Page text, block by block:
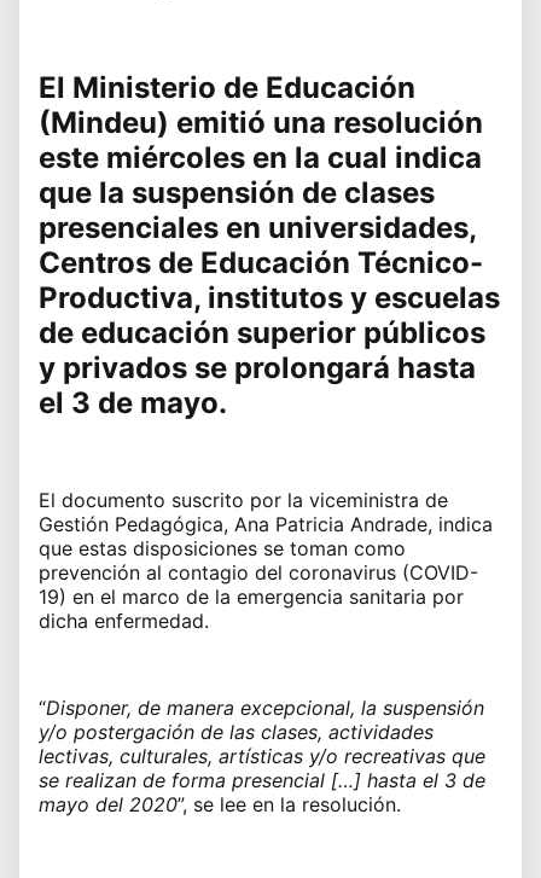
El Ministerio de Educación
(Mindeu) emitió una resolución
este miércoles en la cual indica
que la suspensión de clases
presenciales en universidades,
Centros de Educación Técnico-
Productiva, institutos y escuelas
de educación superior públicos
y privados se prolongará hasta
el 3 de mayo.
El documento suscrito por la viceministra de
Gestión Pedagógica, Ana Patricia Andrade, indica
que estas disposiciones se toman como
prevención al contagio del coronavirus (COVID-
19) en el marco de la emergencia sanitaria por
dicha enfermedad.
“Disponer, de manera excepcional, la suspensión
y/o postergación de las clases, actividades
lectivas, culturales, artísticas y/o recreativas que
se realizan de forma presencial […] hasta el 3 de
mayo del 2020”, se lee en la resolución.